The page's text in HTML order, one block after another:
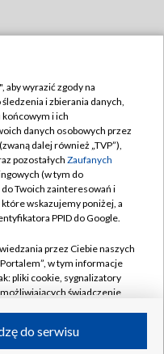
TVP
aby wyrazić zgody na
i zbierania danych,
i ich
danych osobowych przez
dalej również „TVP”),
pozostałych Zaufanych
(w tym do
Twoich zainteresowań i
wskazujemy poniżej, a
PPID do Google.
przez Ciebie naszych
w tym informacje
pliki cookie, sygnalizatory
świadczenie
do serwisu